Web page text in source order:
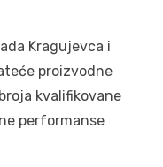
Kragujevca i
proizvodne
kvalifikovane
performanse